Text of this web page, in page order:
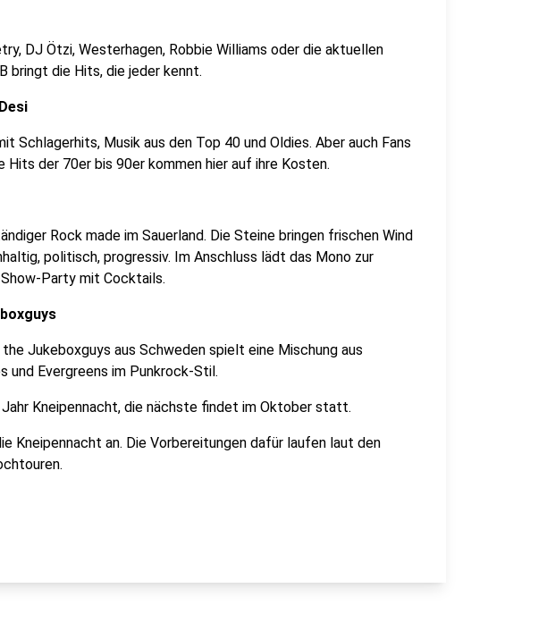
DJ Ötzi, Westerhagen, Robbie Williams oder die aktuellen
bringt die Hits, die jeder kennt.
Schlagerhits, Musik aus den Top 40 und Oldies. Aber auch Fans
Hits der 70er bis 90er kommen hier auf ihre Kosten.
Rock made im Sauerland. Die Steine bringen frischen Wind
politisch, progressiv. Im Anschluss lädt das Mono zur
Party mit Cocktails.
Jukeboxguys aus Schweden spielt eine Mischung aus
und Evergreens im Punkrock-Stil.
Kneipennacht, die nächste findet im Oktober statt.
Kneipennacht an. Die Vorbereitungen dafür laufen laut den